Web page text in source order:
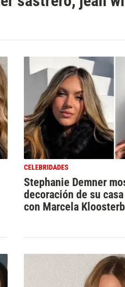
CELEBRIDADES
Stephanie Demner
decoración de su
con Marcela